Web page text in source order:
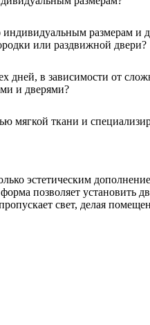
размерам и
или раздвижной двери?
дней, в зависимости от
и дверями?
мягкой ткани и
эстетическим
позволяет установить
свет, делая